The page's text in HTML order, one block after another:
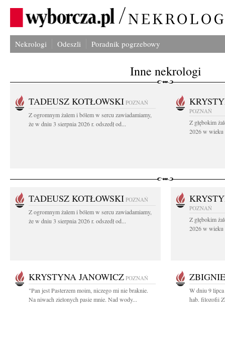
Nekrologi Odeszli Poradnik pogrzebowy
Inne nekrologi
TADEUSZ KOTŁOWSKI POZNAŃ
Z ogromnym żalem i bólem w sercu zawiadamiamy,
że w dniu 3 sierpnia 2026 r. odszedł od...
POZNAŃ
Z głębokim
2026 w wieku
TADEUSZ KOTŁOWSKI POZNAŃ
Z ogromnym żalem i bólem w sercu zawiadamiamy,
że w dniu 3 sierpnia 2026 r. odszedł od...
POZNAŃ
Z głębokim
2026 w wieku
KRYSTYNA JANOWICZ POZNAŃ
"Pan jest Pasterzem moim, niczego mi nie braknie.
Na niwach zielonych pasie mnie. Nad wody...
W dniu 9
hab. filozofii